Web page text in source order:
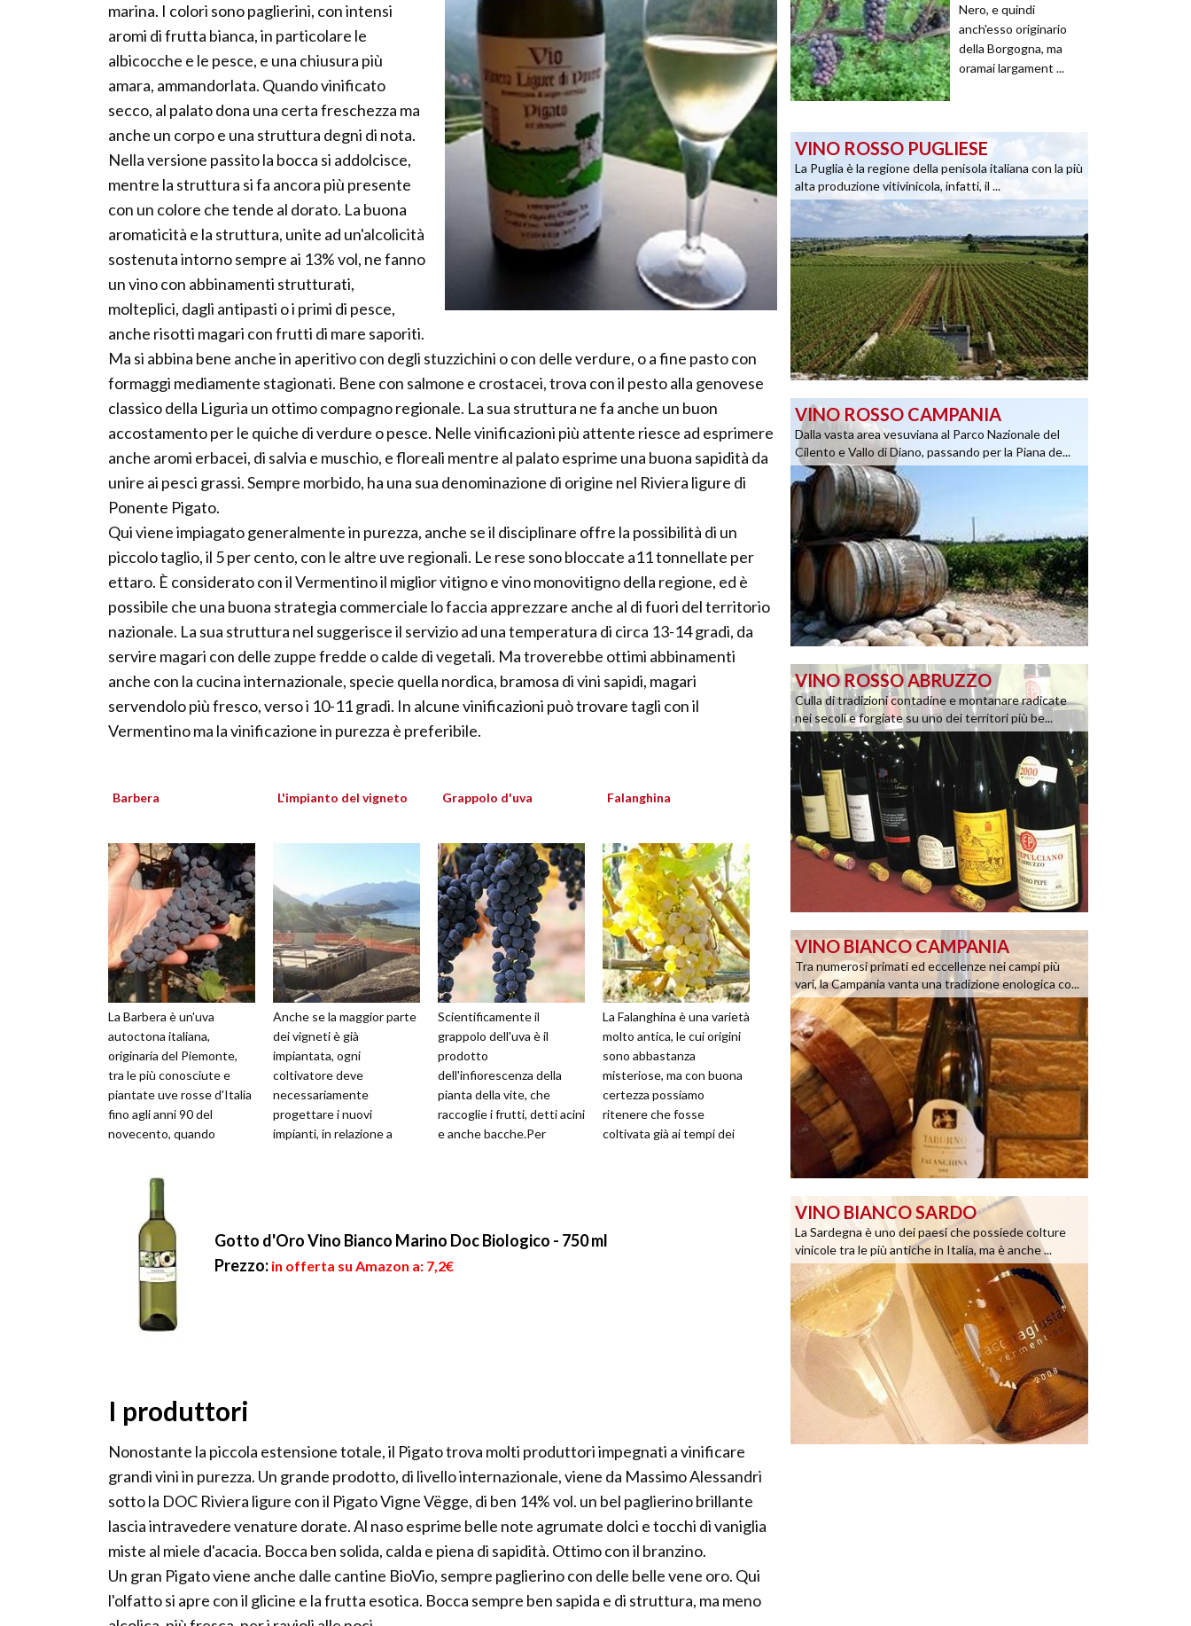
marina. I colori sono paglierini, con intensi
aromi di frutta bianca, in particolare le
albicocche e le pesce, e una chiusura più
amara, ammandorlata. Quando vinificato
secco, al palato dona una certa freschezza ma
anche un corpo e una struttura degni di nota.
Nella versione passito la bocca si addolcisce,
mentre la struttura si fa ancora più presente
con un colore che tende al dorato. La buona
aromaticità e la struttura, unite ad un'alcolicità
sostenuta intorno sempre ai 13% vol, ne fanno
un vino con abbinamenti strutturati,
molteplici, dagli antipasti o i primi di pesce,
anche risotti magari con frutti di mare saporiti.
Ma si abbina bene anche in aperitivo con degli stuzzichini o con delle verdure, o a fine pasto con
formaggi mediamente stagionati. Bene con salmone e crostacei, trova con il pesto alla genovese
classico della Liguria un ottimo compagno regionale. La sua struttura ne fa anche un buon
accostamento per le quiche di verdure o pesce. Nelle vinificazioni più attente riesce ad esprimere
anche aromi erbacei, di salvia e muschio, e floreali mentre al palato esprime una buona sapidità da
unire ai pesci grassi. Sempre morbido, ha una sua denominazione di origine nel Riviera ligure di
Ponente Pigato.
Qui viene impiagato generalmente in purezza, anche se il disciplinare offre la possibilità di un
piccolo taglio, il 5 per cento, con le altre uve regionali. Le rese sono bloccate a11 tonnellate per
ettaro. È considerato con il Vermentino il miglior vitigno e vino monovitigno della regione, ed è
possibile che una buona strategia commerciale lo faccia apprezzare anche al di fuori del territorio
nazionale. La sua struttura nel suggerisce il servizio ad una temperatura di circa 13-14 gradi, da
servire magari con delle zuppe fredde o calde di vegetali. Ma troverebbe ottimi abbinamenti
anche con la cucina internazionale, specie quella nordica, bramosa di vini sapidi, magari
servendolo più fresco, verso i 10-11 gradi. In alcune vinificazioni può trovare tagli con il
Vermentino ma la vinificazione in purezza è preferibile.
Barbera
La Barbera è un'uva
autoctona italiana,
originaria del Piemonte,
tra le più conosciute e
piantate uve rosse d'Italia
fino agli anni 90 del
novecento, quando
L'impianto del vigneto
Anche se la maggior parte
dei vigneti è già
impiantata, ogni
coltivatore deve
necessariamente
progettare i nuovi
impianti, in relazione a
Grappolo d'uva
Scientificamente il
grappolo dell'uva è il
prodotto
dell'infiorescenza della
pianta della vite, che
raccoglie i frutti, detti acini
e anche bacche.Per
Falanghina
La Falanghina è una varietà
molto antica, le cui origini
sono abbastanza
misteriose, ma con buona
certezza possiamo
ritenere che fosse
coltivata già ai tempi dei
Gotto d'Oro Vino Bianco Marino Doc Biologico - 750 ml
Prezzo: in offerta su Amazon a: 7,2€
I produttori
Nonostante la piccola estensione totale, il Pigato trova molti produttori impegnati a vinificare
grandi vini in purezza. Un grande prodotto, di livello internazionale, viene da Massimo Alessandri
sotto la DOC Riviera ligure con il Pigato Vigne Vëgge, di ben 14% vol. un bel paglierino brillante
lascia intravedere venature dorate. Al naso esprime belle note agrumate dolci e tocchi di vaniglia
miste al miele d'acacia. Bocca ben solida, calda e piena di sapidità. Ottimo con il branzino.
Un gran Pigato viene anche dalle cantine BioVio, sempre paglierino con delle belle vene oro. Qui
l'olfatto si apre con il glicine e la frutta esotica. Bocca sempre ben sapida e di struttura, ma meno
Nero, e quindi
anch'esso originario
della Borgogna, ma
oramai largament ...
VINO ROSSO PUGLIESE
La Puglia è la regione della penisola italiana con la più
alta produzione vitivinicola, infatti, il ...
VINO ROSSO CAMPANIA
Dalla vasta area vesuviana al Parco Nazionale del
Cilento e Vallo di Diano, passando per la Piana de...
VINO ROSSO ABRUZZO
Culla di tradizioni contadine e montanare radicate
nei secoli e forgiate su uno dei territori più be...
VINO BIANCO CAMPANIA
Tra numerosi primati ed eccellenze nei campi più
vari, la Campania vanta una tradizione enologica co...
VINO BIANCO SARDO
La Sardegna è uno dei paesi che possiede colture
vinicole tra le più antiche in Italia, ma è anche ...